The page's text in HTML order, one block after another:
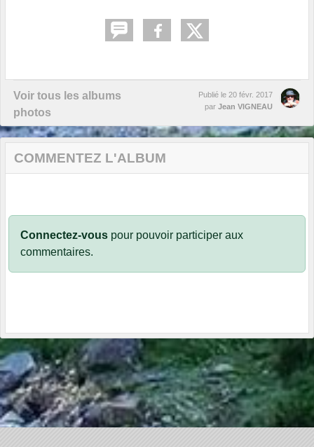
Voir tous les albums
photos
Publié le 20 févr. 2017
par Jean VIGNEAU
COMMENTEZ L'ALBUM
Connectez-vous pour pouvoir participer aux
commentaires.